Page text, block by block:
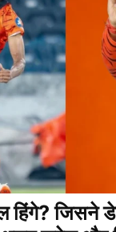
हिंगे? जिसने